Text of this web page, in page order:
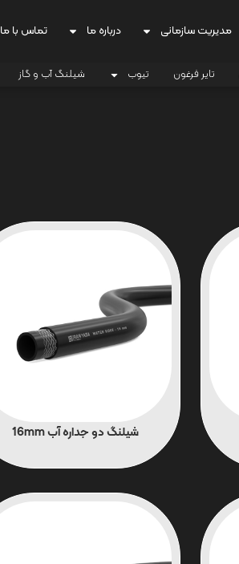
مدیریت سازمانی درباره ما تماس با ما
تایر فرغون تیوب شیلنگ آب و گاز
شیلنگ دو جداره آب 16mm